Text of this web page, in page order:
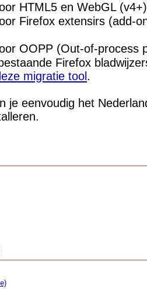
HTML5 en WebGL
Firefox extensirs (add-
OOPP (Out-of-process
Firefox
migratie tool .
je eenvoudig het